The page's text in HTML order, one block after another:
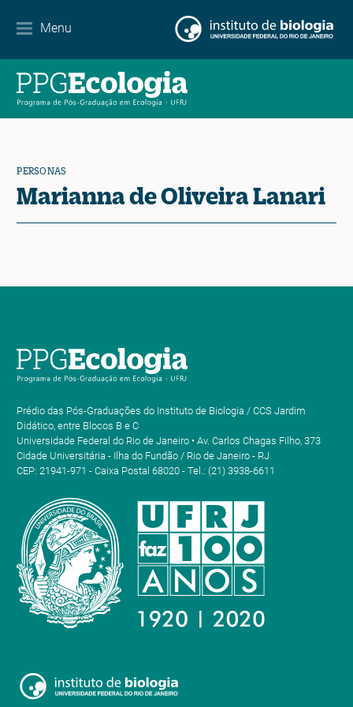
Menu
EN ES PT
PERSONAS
Marianna de Oliveira Lanari
Prédio das Pós-Graduações do Instituto de Biologia / CCS Jardim
Didático, entre Blocos B e C
Universidade Federal do Rio de Janeiro • Av. Carlos Chagas Filho, 373
Cidade Universitária - Ilha do Fundão / Rio de Janeiro - RJ
CEP: 21941-971 - Caixa Postal 68020 - Tel.: (21) 3938-6611